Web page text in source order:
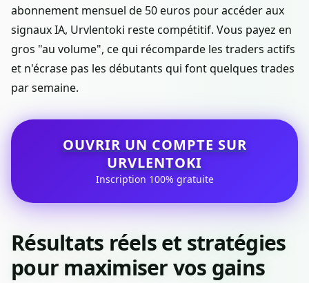
abonnement mensuel de 50 euros pour accéder aux
signaux IA, Urvlentoki reste compétitif. Vous payez en
gros "au volume", ce qui récomparde les traders actifs
et n'écrase pas les débutants qui font quelques trades
par semaine.
OUVRIR UN COMPTE SUR
URVLENTOKI
Inscription 100% gratuite
Résultats réels et stratégies
pour maximiser vos gains